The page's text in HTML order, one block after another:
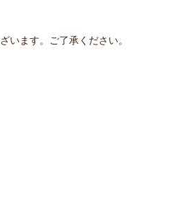
います。ご了承ください。